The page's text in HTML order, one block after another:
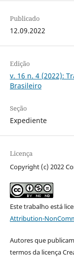
Publicado
12.09.2022
Edição
v. 16 n. 4 (2022):
Brasileiro
Seção
Expediente
Licença
Copyright (c) 2022
Este trabalho está
Attribution-
Autores que
termos da licença